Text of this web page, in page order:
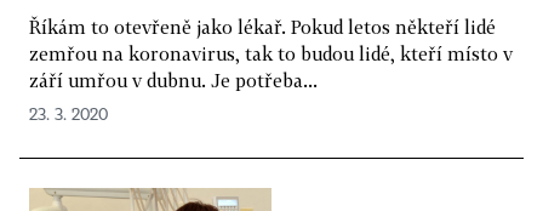
Říkám to otevřeně jako lékař. Pokud letos někteří lidé
zemřou na koronavirus, tak to budou lidé, kteří místo v
září umřou v dubnu. Je potřeba...
23. 3. 2020